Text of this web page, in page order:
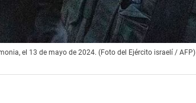
el 13 de mayo de 2024. (Foto del Ejército israelí / AFP)